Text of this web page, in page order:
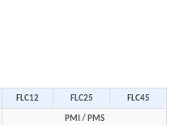
FLC12 FLC25 FLC45
PMI / PMS